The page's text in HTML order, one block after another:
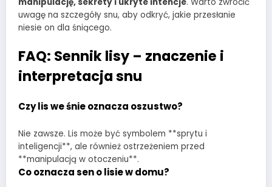
manipulację, sekrety i ukryte intencje. Warto zwrócić
uwagę na szczegóły snu, aby odkryć, jakie przesłanie
niesie on dla śniącego.
FAQ: Sennik lisy – znaczenie i
interpretacja snu
Czy lis we śnie oznacza oszustwo?
Nie zawsze. Lis może być symbolem **sprytu i
inteligencji**, ale również ostrzeżeniem przed
**manipulacją w otoczeniu**.
Co oznacza sen o lisie w domu?